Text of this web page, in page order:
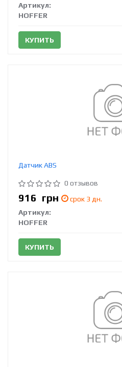
Артикул:
HOFFER
КУПИТЬ
Датчик ABS
0 отзывов
916 грн
срок 3 дн.
Артикул:
HOFFER
КУПИТЬ